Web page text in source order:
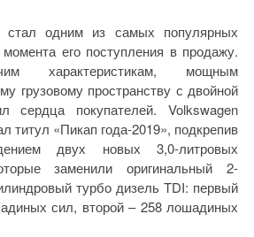
стал одним из самых популярных
его поступления в продажу.
характеристикам, мощным
грузовому пространству с двойной
сердца покупателей. Volkswagen
титул «Пикап года-2019», подкрепив
двух новых 3,0-литровых
заменили оригинальный 2-
турбо дизель TDI: первый
сил, второй – 258 лошадиных